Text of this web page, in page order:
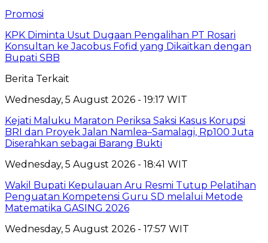
Promosi
KPK Diminta Usut Dugaan Pengalihan PT Rosari
Konsultan ke Jacobus Fofid yang Dikaitkan dengan
Bupati SBB
Berita Terkait
Wednesday, 5 August 2026 - 19:17 WIT
Kejati Maluku Maraton Periksa Saksi Kasus Korupsi
BRI dan Proyek Jalan Namlea–Samalagi, Rp100 Juta
Diserahkan sebagai Barang Bukti
Wednesday, 5 August 2026 - 18:41 WIT
Wakil Bupati Kepulauan Aru Resmi Tutup Pelatihan
Penguatan Kompetensi Guru SD melalui Metode
Matematika GASING 2026
Wednesday, 5 August 2026 - 17:57 WIT